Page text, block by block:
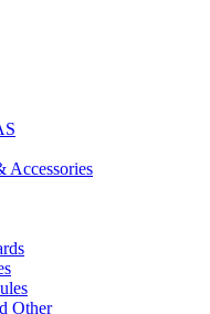
Accessories
Other